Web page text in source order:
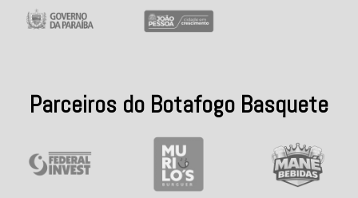
Parceiros do Botafogo Basquete